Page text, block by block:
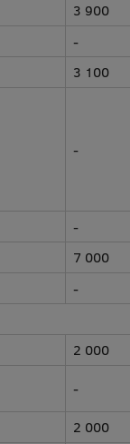
3 900
-
3 100
-
-
7 000
-
2 000
-
2 000